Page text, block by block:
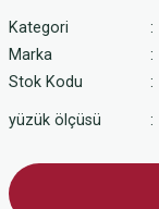
Kategori
Marka
Stok Kodu
yüzük ölçüsü